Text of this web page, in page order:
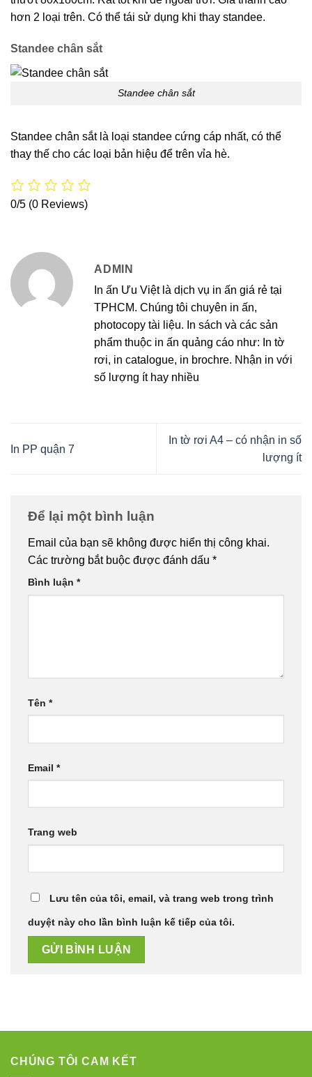
hơn 2 loại trên. Có thể tái sử dụng khi thay standee.
Standee chân sắt
Standee chân sắt
Standee chân sắt là loại standee cứng cáp nhất, có thể
thay thế cho các loại bản hiệu để trên vỉa hè.
0/5 (0 Reviews)
ADMIN
In ấn Ưu Việt là dịch vụ in ấn giá rẻ tại
TPHCM. Chúng tôi chuyên in ấn,
photocopy tài liệu. In sách và các sản
phẩm thuộc in ấn quảng cáo như: In tờ
rơi, in catalogue, in brochre. Nhận in với
số lượng ít hay nhiều
In PP quận 7
In tờ rơi A4 – có nhận in số
lượng ít
Để lại một bình luận
Email của bạn sẽ không được hiển thị công khai.
Các trường bắt buộc được đánh dấu *
Bình luận *
Tên *
Email *
Trang web
Lưu tên của tôi, email, và trang web trong trình
duyệt này cho lần bình luận kế tiếp của tôi.
CHÚNG TÔI CAM KẾT